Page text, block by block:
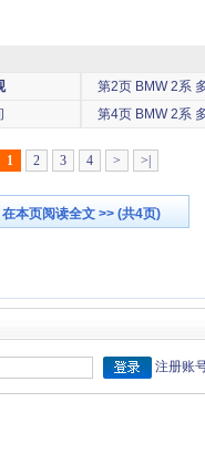
第2页 BMW 2系
第4页 BMW 2系
1 2 3 4 > >|
在本页阅读全文 >> (共4页)
注册账